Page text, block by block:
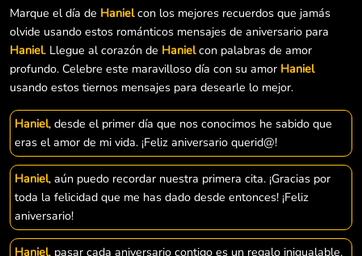
Marque el día de Hanielcon los mejores recuerdos que jamás
olvide usando estos románticos mensajes de aniversario para
Haniel. Llegue al corazón de Hanielcon palabras de amor
profundo. Celebre este maravilloso día con su amor Haniel
usando estos tiernos mensajes para desearle lo mejor.
Haniel, desde el primer día que nos conocimos he sabido que
eras el amor de mi vida. ¡Feliz aniversario querid@!
Haniel, aún puedo recordar nuestra primera cita. ¡Gracias por
toda la felicidad que me has dado desde entonces! ¡Feliz
aniversario!
Haniel, pasar cada aniversario contigo es un regalo inigualable.